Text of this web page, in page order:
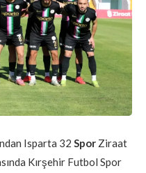
Isparta 32 Spor Ziraat
Kırşehir Futbol Spor